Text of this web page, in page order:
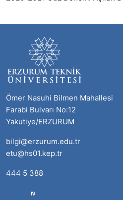
Ömer Nasuhi Bilmen Mahallesi
Farabi Bulvarı No:12
Yakutiye/ERZURUM
bilgi@erzurum.edu.tr
etu@hs01.kep.tr
444 5 388